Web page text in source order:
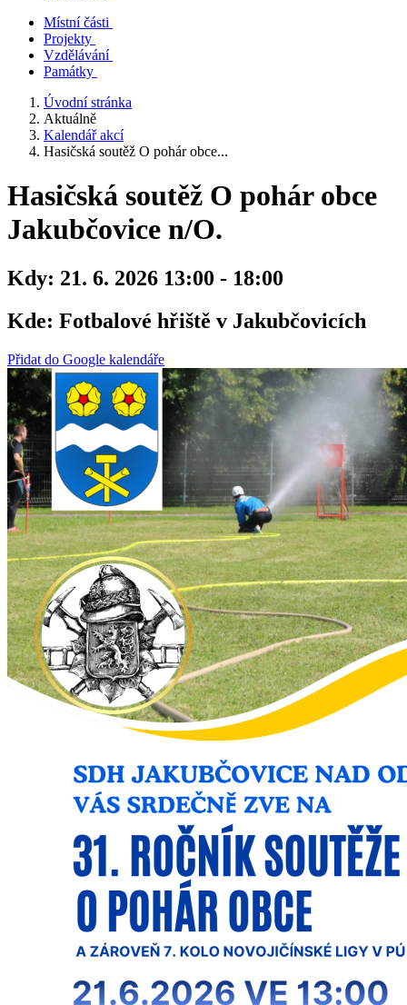
Místní části
Projekty
Vzdělávání
Památky
Úvodní stránka
Aktuálně
Kalendář akcí
Hasičská soutěž O pohár obce...
Hasičská soutěž O pohár obce
Jakubčovice n/O.
Kdy: 21. 6. 2026 13:00 - 18:00
Kde: Fotbalové hřiště v Jakubčovicích
Přidat do Google kalendáře